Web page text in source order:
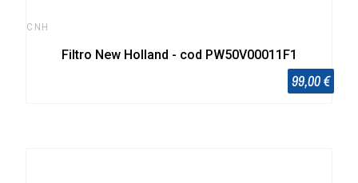
CNH
Filtro New Holland - cod PW50V00011F1
99,00 €